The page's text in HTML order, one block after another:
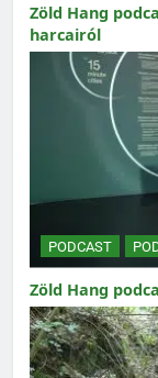
Zöld Hang
harcairól
PODCAST
Zöld Hang